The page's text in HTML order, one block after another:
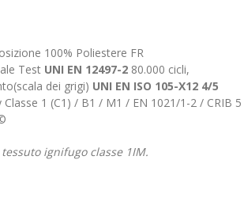
100% Poliestere FR
Test UNI EN 12497-2 80.000 cicli,
dei grigi) UNI EN ISO 105-X12 4/5
1 (C1) / B1 / M1 / EN 1021/1-2 / CRIB
ignifugo classe 1IM.